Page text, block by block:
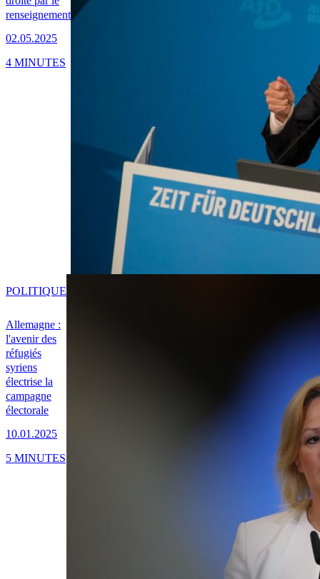
renseignement
02.05.2025
4 MINUTES
Allemagne :
l'avenir des
réfugiés
syriens
électrise la
campagne
électorale
10.01.2025
POLITIQUE
5 MINUTES